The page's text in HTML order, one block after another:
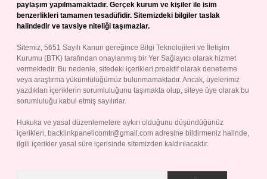
paylaşım yapılmamaktadır. Gerçek kurum ve kişiler ile isim
benzerlikleri tamamen tesadüfidir. Sitemizdeki bilgiler taslak
halindedir ve tavsiye niteliği taşımazlar.
Sitemiz, 5651 Sayılı Kanun gereğince Bilgi Teknolojileri ve İletişim
Kurumu (BTK) tarafından onaylanmış bir Yer Sağlayıcı olarak hizmet
vermektedir. Bu nedenle, sitedeki içerikleri proaktif olarak denetleme
veya araştırma yükümlülüğümüz bulunmamaktadır. Ancak, üyelerimiz
yazdıkları içeriklerin sorumluluğunu taşımakta olup, siteye üye olarak bu
sorumluluğu kabul etmiş sayılırlar.
Hukuka ve yasal düzenlemelere aykırı olduğunu düşündüğünüz
içerikleri, backlinkpanelicomtr@gmail.com adresine bildirmeniz halinde,
ilgili içerikler yasal süre içerisinde sitemizden kaldırılacaktır.